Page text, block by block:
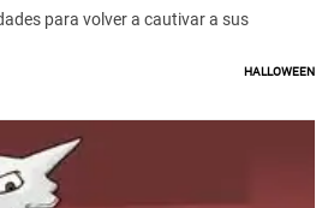
para volver a cautivar a sus
Halloween